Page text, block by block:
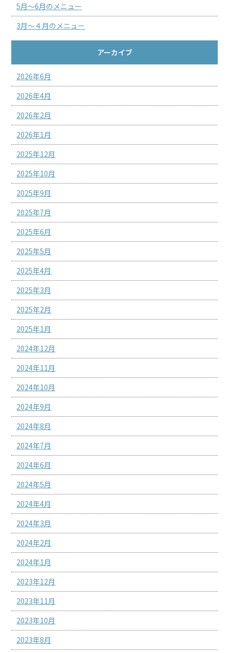
5月～6月のメニュー
3月～４月のメニュー
アーカイブ
2026年6月
2026年4月
2026年2月
2026年1月
2025年12月
2025年10月
2025年9月
2025年7月
2025年6月
2025年5月
2025年4月
2025年3月
2025年2月
2025年1月
2024年12月
2024年11月
2024年10月
2024年9月
2024年8月
2024年7月
2024年6月
2024年5月
2024年4月
2024年3月
2024年2月
2024年1月
2023年12月
2023年11月
2023年10月
2023年8月